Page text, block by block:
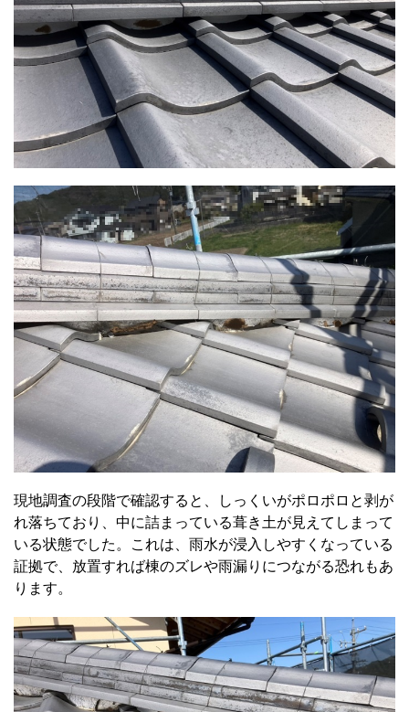
現地調査の段階で確認すると、しっくいがポロポロと剥が
れ落ちており、中に詰まっている葺き土が見えてしまって
いる状態でした。これは、雨水が浸入しやすくなっている
証拠で、放置すれば棟のズレや雨漏りにつながる恐れもあ
ります。